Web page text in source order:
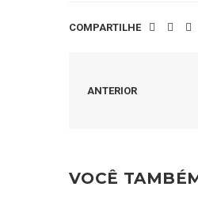
COMPARTILHE
ANTERIOR
VOCÊ